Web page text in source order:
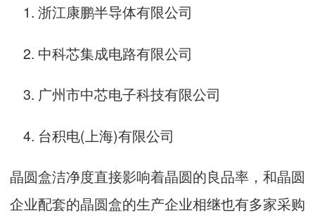
浙江康鹏半导体有限公司
中科芯集成电路有限公司
广州市中芯电子科技有限公司
台积电(上海)有限公司
晶圆盒洁净度直接影响着晶圆的良品率，和晶圆
企业配套的晶圆盒的生产企业相继也有多家采购